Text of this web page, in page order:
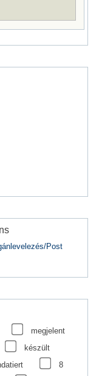
Post
megjelent
készült
8